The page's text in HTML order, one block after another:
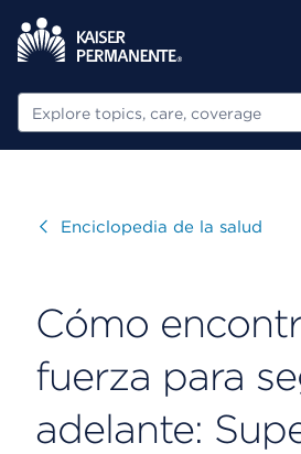
Buscar
Visitar
Enciclopedia de la salud
Cómo
fuerza para
adelante: